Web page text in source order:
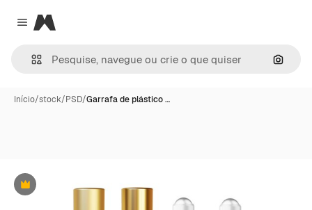
Close menu
Magnific
Início/stock/PSD/Garrafa de plástico …
Premium